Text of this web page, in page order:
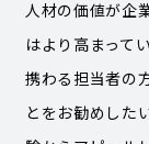
人材の価値が企
はより高まって
携わる担当者の
とをお勧めした